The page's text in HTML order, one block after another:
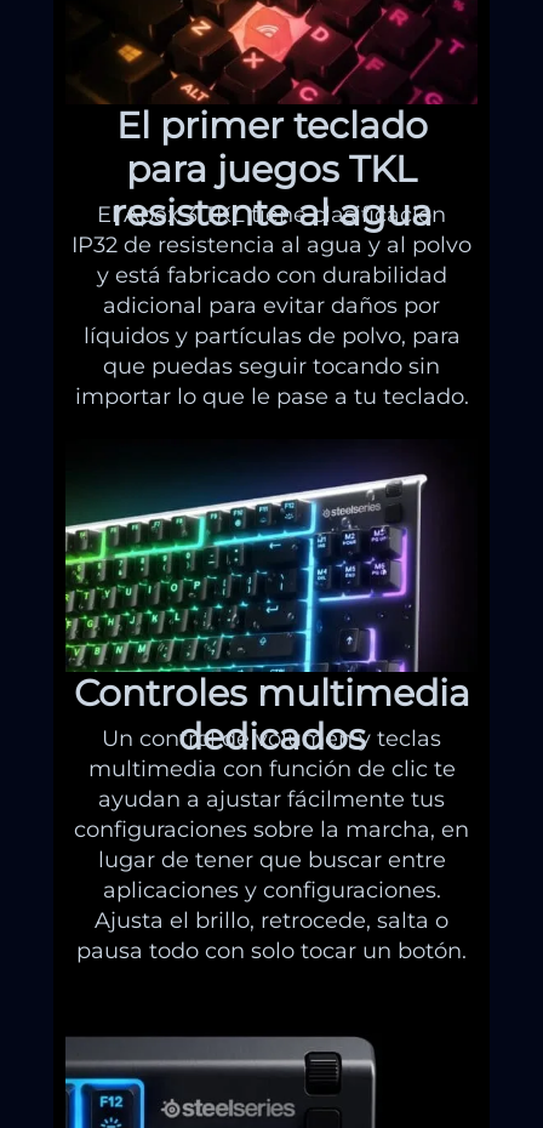
El primer teclado
para juegos TKL
resistente al agua
El Apex 3 TKL tiene clasificación
IP32 de resistencia al agua y al polvo
y está fabricado con durabilidad
adicional para evitar daños por
líquidos y partículas de polvo, para
que puedas seguir tocando sin
importar lo que le pase a tu teclado.
Controles multimedia
dedicados
Un control de volumen y teclas
multimedia con función de clic te
ayudan a ajustar fácilmente tus
configuraciones sobre la marcha, en
lugar de tener que buscar entre
aplicaciones y configuraciones.
Ajusta el brillo, retrocede, salta o
pausa todo con solo tocar un botón.